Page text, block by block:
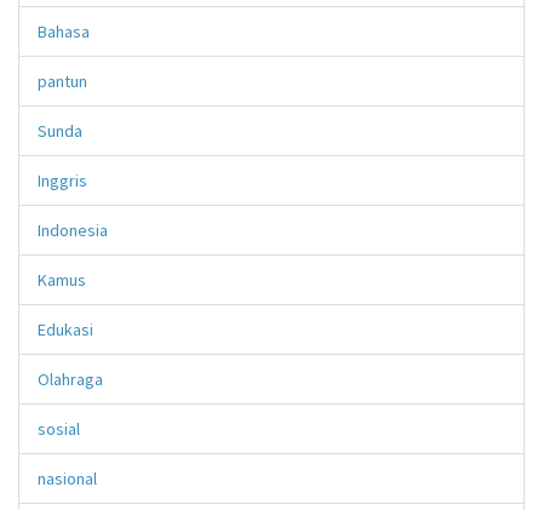
Bahasa
pantun
Sunda
Inggris
Indonesia
Kamus
Edukasi
Olahraga
sosial
nasional